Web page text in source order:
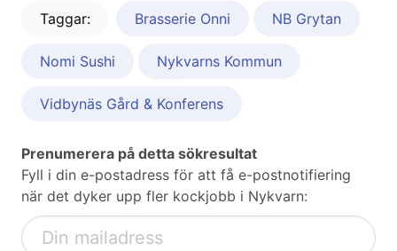
Taggar: Brasserie Onni NB Grytan
Nomi Sushi Nykvarns Kommun
Vidbynäs Gård & Konferens
Prenumerera på detta sökresultat
Fyll i din e-postadress för att få e-postnotifiering
när det dyker upp fler kockjobb i Nykvarn: